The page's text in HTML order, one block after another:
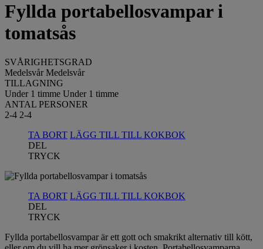
Fyllda portabellosvampar i
tomatsås
SVÅRIGHETSGRAD
Medelsvår Medelsvår
TILLAGNING
Under 1 timme Under 1 timme
ANTAL PERSONER
2-4 2-4
TA BORT LÄGG TILL TILL KOKBOK
DEL
TRYCK
TA BORT LÄGG TILL TILL KOKBOK
DEL
TRYCK
Fyllda portabellosvampar är ett gott och smakrikt alternativ till kött,